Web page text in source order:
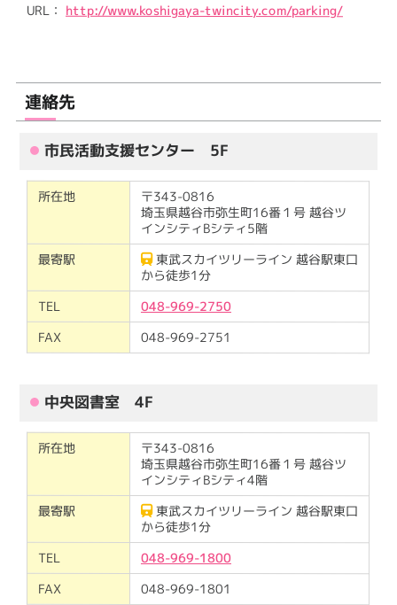
URL： http://www.koshigaya-twincity.com/parking/
連絡先
市民活動支援センター 5F
所在地 〒343-0816
埼玉県越谷市弥生町16番１号 越谷ツ
インシティBシティ5階
最寄駅 東武スカイツリーライン 越谷駅東口
から徒歩1分
TEL 048-969-2750
FAX 048-969-2751
中央図書室 4F
所在地 〒343-0816
埼玉県越谷市弥生町16番１号 越谷ツ
インシティBシティ4階
最寄駅 東武スカイツリーライン 越谷駅東口
から徒歩1分
TEL 048-969-1800
FAX 048-969-1801